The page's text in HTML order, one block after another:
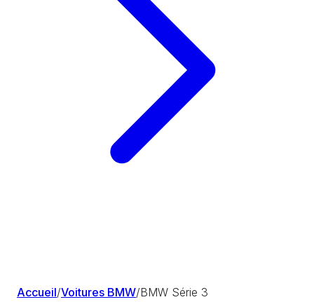
Accueil/Voitures BMW/BMW Série 3